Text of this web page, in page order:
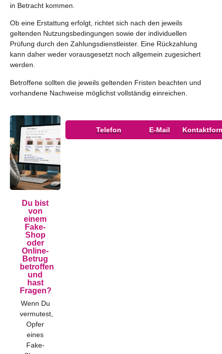
in Betracht kommen.
Ob eine Erstattung erfolgt, richtet sich nach den jeweils
geltenden Nutzungsbedingungen sowie der individuellen
Prüfung durch den Zahlungsdienstleister. Eine Rückzahlung
kann daher weder vorausgesetzt noch allgemein zugesichert
werden.
Betroffene sollten die jeweils geltenden Fristen beachten und
vorhandene Nachweise möglichst vollständig einreichen.
Du bist
von
einem
Fake-
Shop
oder
Online-
Betrug
betroffen
und
hast
Fragen?
Wenn Du
vermutest,
Opfer
eines
Fake-
Telefon E-Mail